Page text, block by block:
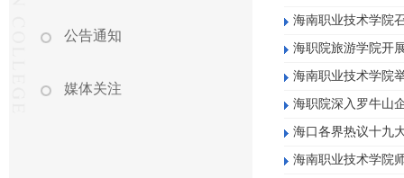
公告通知
媒体关注
海南职业技术学院
海职院旅游学院开
海南职业技术学院
海职院深入罗牛山
海口各界热议十九
海南职业技术学院